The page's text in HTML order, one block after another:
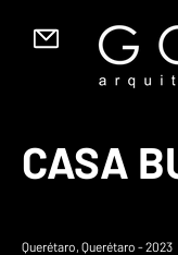
CASA
Querétaro, Querétaro - 2023